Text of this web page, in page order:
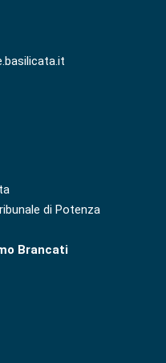
di Potenza
Brancati